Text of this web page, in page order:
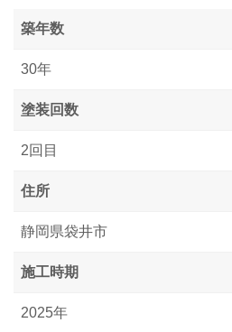
築年数
30年
塗装回数
2回目
住所
静岡県袋井市
施工時期
2025年